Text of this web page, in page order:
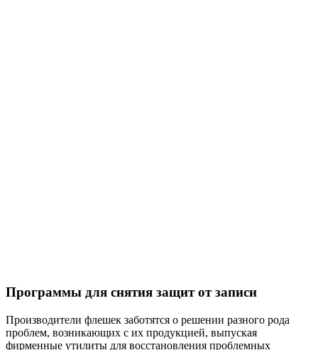
Программы для снятия защит от записи
Производители флешек заботятся о решении разного рода
проблем, возникающих с их продукцией, выпуская
фирменные утилиты для восстановления проблемных